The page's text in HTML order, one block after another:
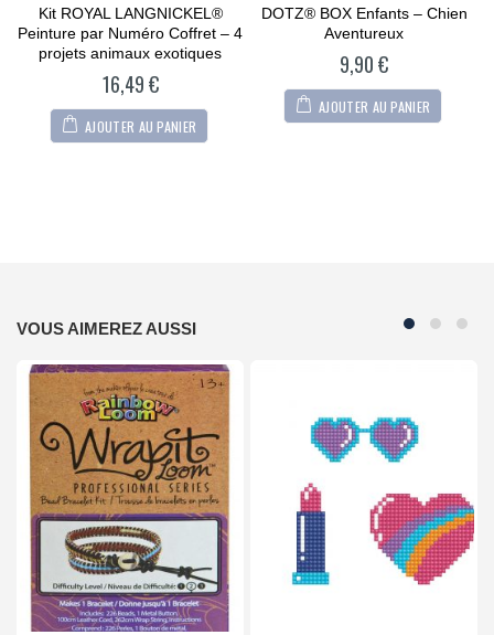
0
of
5
Kit ROYAL LANGNICKEL®
Peinture par Numéro Coffret – 4
projets animaux exotiques
16,49€
AJOUTER AU PANIER
0
of
DOTZ® BOX Enfants – Chien
Aventureux
9,90€
AJOUTER AU PANIER
VOUS AIMEREZ AUSSI